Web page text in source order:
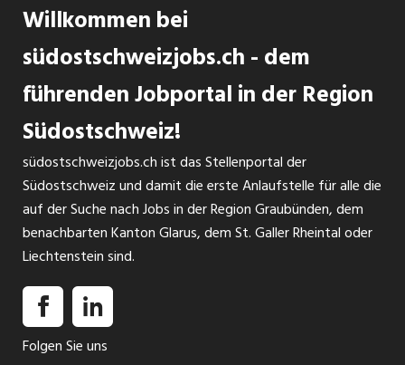
Willkommen bei
südostschweizjobs.ch - dem
führenden Jobportal in der Region
Südostschweiz!
südostschweizjobs.ch ist das Stellenportal der
Südostschweiz und damit die erste Anlaufstelle für alle die
auf der Suche nach Jobs in der Region Graubünden, dem
benachbarten Kanton Glarus, dem St. Galler Rheintal oder
Liechtenstein sind.
Folgen Sie uns